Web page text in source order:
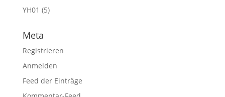
YH01 (5)
Meta
Registrieren
Anmelden
Feed der Einträge